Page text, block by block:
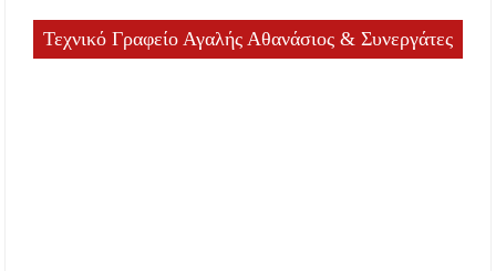
Τεχνικό Γραφείο Αγαλής Αθανάσιος & Συνεργάτες